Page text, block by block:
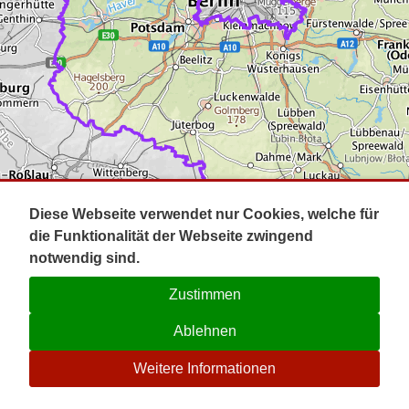
Impressum
Kontakt
☉
Diese Webseite verwendet nur Cookies, welche für
die Funktionalität der Webseite zwingend
notwendig sind.
Zustimmen
Ablehnen
Weitere Informationen